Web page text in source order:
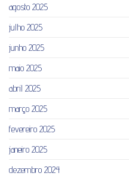
agosto 2025
julho 2025
junho 2025
maio 2025
abril 2025
março 2025
fevereiro 2025
janeiro 2025
dezembro 2024